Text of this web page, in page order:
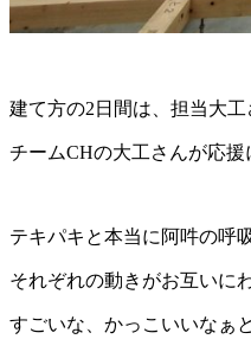
建て方の2日間は、担当大工
チームCHの大工さんが応援
テキパキと本当に阿吽の呼
それぞれの動きがお互いに
すごいな、かっこいいなぁ